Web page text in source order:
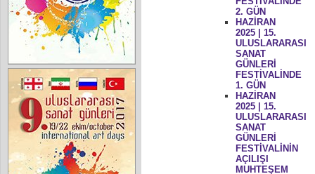
2. GÜN
HAZİRAN
2025 | 15.
ULUSLARARASI
SANAT
GÜNLERİ
FESTİVALİNDE
1. GÜN
HAZİRAN
2025 | 15.
ULUSLARARASI
SANAT
GÜNLERİ
FESTİVALİNİN
AÇILIŞI
MUHTEŞEM